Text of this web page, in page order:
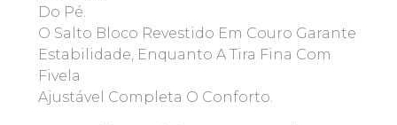
Do Pé.
O Salto Bloco Revestido Em Couro Garante
Estabilidade, Enquanto A Tira Fina Com
Fivela
Ajustável Completa O Conforto.